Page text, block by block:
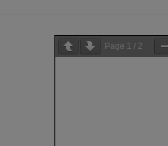
Page 1 / 2